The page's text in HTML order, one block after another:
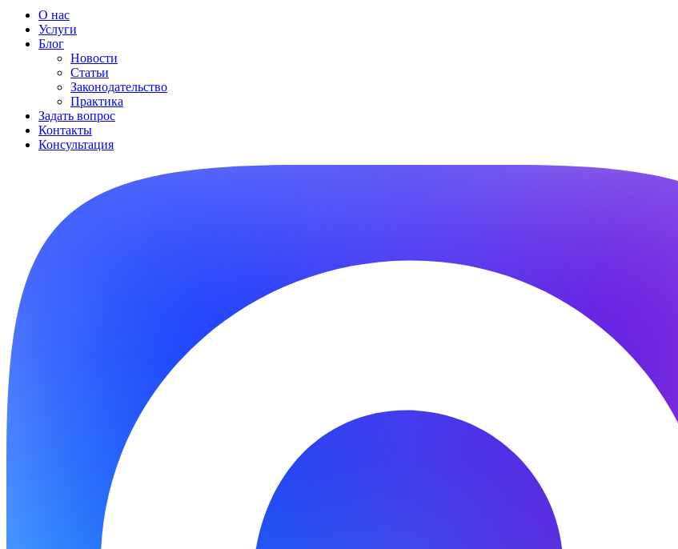
О нас
Услуги
Блог
Новости
Статьи
Законодательство
Практика
Задать вопрос
Контакты
Консультация